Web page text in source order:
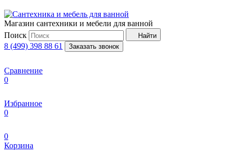
Магазин сантехники и мебели для ванной
Поиск
Найти
8 (499) 398 88 61 Заказать звонок
Сравнение
0
Избранное
0
0
Корзина